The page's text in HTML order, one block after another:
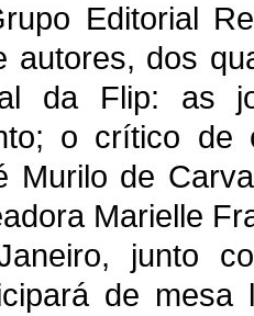
Editorial
autores, dos
da Flip: as
o crítico de
Murilo de
Marielle
junto
de mesa